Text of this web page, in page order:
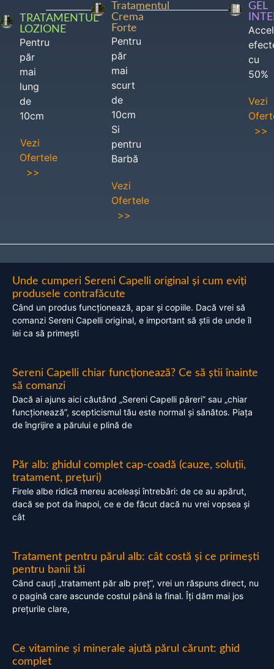
TRATAMENTUL
LOZIONE
Pentru
păr
mai
lung
de
10cm
Vezi
Ofertele
>>
Tratamentul
Crema
Forte
Pentru
păr
mai
scurt
de
10cm
Si
pentru
Barbă
Vezi
Ofertele
>>
GEL
cu
50%
Vezi
>>
Unde cumperi Sereni Capelli original și cum eviți
produsele contrafăcute
Când un produs funcționează, apar și copiile. Dacă vrei să
comanzi Sereni Capelli original, e important să știi de unde îl
iei ca să primești
Sereni Capelli chiar funcționează? Ce să știi înainte
să comanzi
Dacă ai ajuns aici căutând „Sereni Capelli păreri” sau „chiar
funcționează”, scepticismul tău este normal și sănătos. Piața
de îngrijire a părului e plină de
Păr alb: ghidul complet cap-coadă (cauze, soluții,
tratament, prețuri)
Firele albe ridică mereu aceleași întrebări: de ce au apărut,
dacă se pot da înapoi, ce e de făcut dacă nu vrei vopsea și
cât
Tratament pentru părul alb: cât costă și ce primești
pentru banii tăi
Când cauți „tratament păr alb preț”, vrei un răspuns direct, nu
o pagină care ascunde costul până la final. Îți dăm mai jos
prețurile clare,
Ce vitamine și minerale ajută părul cărunt: ghid
complet